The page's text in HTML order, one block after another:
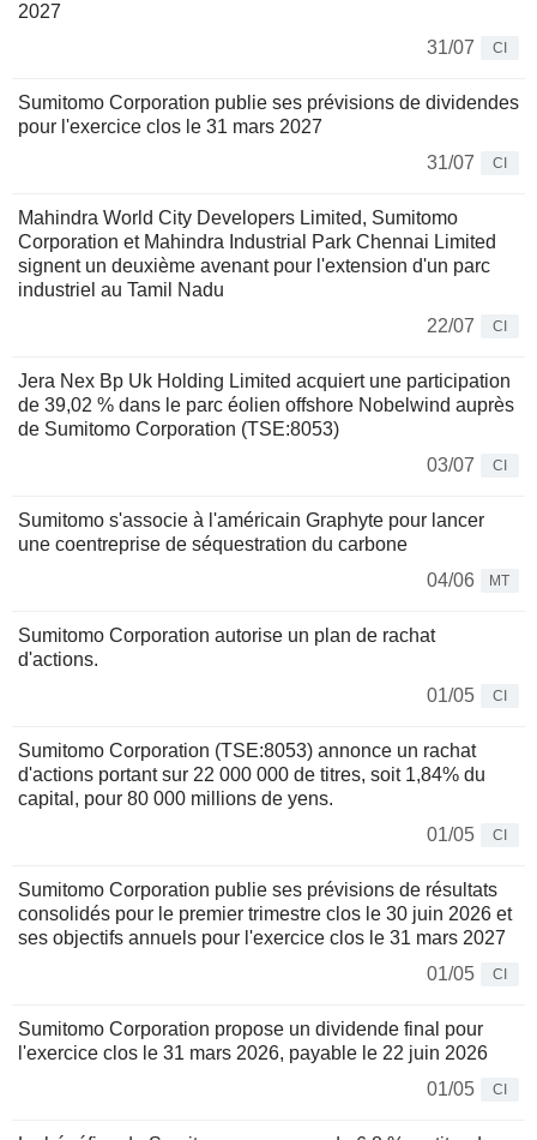
2027
31/07
CI
Sumitomo Corporation publie ses prévisions de dividendes
pour l'exercice clos le 31 mars 2027
31/07
CI
Mahindra World City Developers Limited, Sumitomo
Corporation et Mahindra Industrial Park Chennai Limited
signent un deuxième avenant pour l'extension d'un parc
industriel au Tamil Nadu
22/07
CI
Jera Nex Bp Uk Holding Limited acquiert une participation
de 39,02 % dans le parc éolien offshore Nobelwind auprès
de Sumitomo Corporation (TSE:8053)
03/07
CI
Sumitomo s'associe à l'américain Graphyte pour lancer
une coentreprise de séquestration du carbone
04/06
MT
Sumitomo Corporation autorise un plan de rachat
d'actions.
01/05
CI
Sumitomo Corporation (TSE:8053) annonce un rachat
d'actions portant sur 22 000 000 de titres, soit 1,84% du
capital, pour 80 000 millions de yens.
01/05
CI
Sumitomo Corporation publie ses prévisions de résultats
consolidés pour le premier trimestre clos le 30 juin 2026 et
ses objectifs annuels pour l'exercice clos le 31 mars 2027
01/05
CI
Sumitomo Corporation propose un dividende final pour
l'exercice clos le 31 mars 2026, payable le 22 juin 2026
01/05
CI